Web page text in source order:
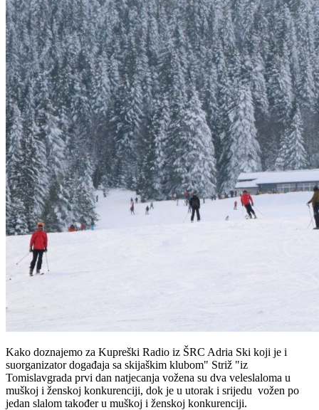
Kako doznajemo za Kupreški Radio iz ŠRC Adria Ski koji je i
suorganizator događaja sa skijaškim klubom" Striž "iz
Tomislavgrada prvi dan natjecanja vožena su dva veleslaloma u
muškoj i ženskoj konkurenciji, dok je u utorak i srijedu vožen po
jedan slalom također u muškoj i ženskoj konkurenciji.